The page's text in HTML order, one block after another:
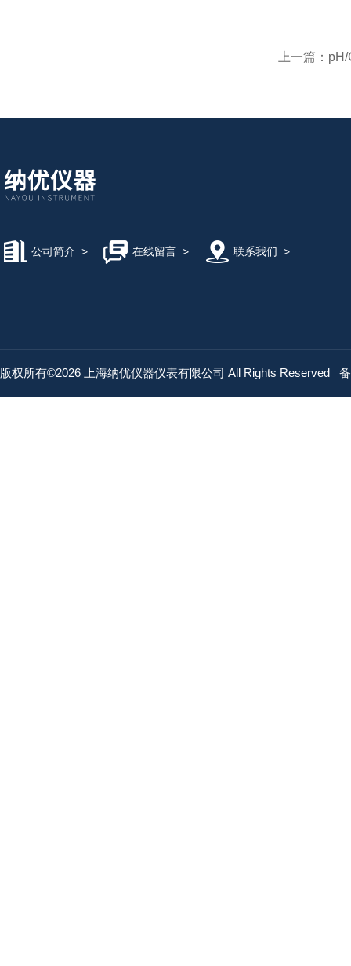
上一篇： pH/
公司简介 > 在线留言> 联系我们 >
版权所有©2026 上海纳优仪器仪表有限公司 All Rights Reserved